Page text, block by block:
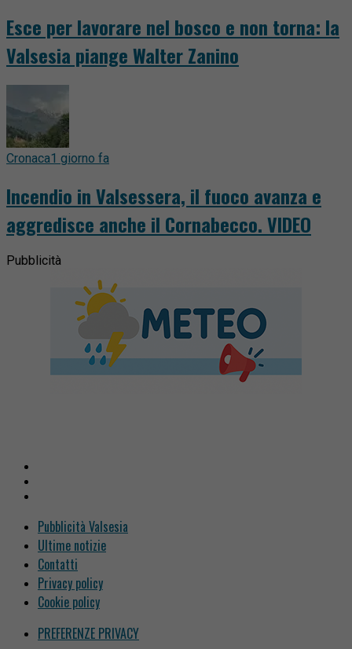
Esce per lavorare nel bosco e non torna: la
Valsesia piange Walter Zanino
Cronaca1 giorno fa
Incendio in Valsessera, il fuoco avanza e
aggredisce anche il Cornabecco. VIDEO
Pubblicità
Pubblicità Valsesia
Ultime notizie
Contatti
Privacy policy
Cookie policy
PREFERENZE PRIVACY